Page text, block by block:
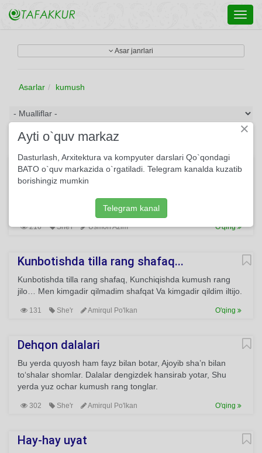
Asar janrlari
Asarlar kumush
Abdulla Qodiriy
Bo‘g‘zimga bahaybat qayg‘u tiqildi, Ko‘zimga yiqildi qop-qora
216 She'r Usmon Azim O'qing
Kunbotishda tilla rang shafaq...
Kunbotishda tilla rang shafaq, Kunchiqishda kumush rang
jilo… Men kimgadir qilmadim shafqat Va kimgadir qildim iltijo.
131 She'r Amirqul Po'lkan O'qing
Dehqon dalalari
Bu yerda quyosh ham fayz bilan botar, Ajoyib sha’n bilan
to‘shalar shomlar. Dalalar dengizdek hansirab yotar, Shu
yerda yuz ochar kumush rang tonglar.
302 She'r Amirqul Po'lkan O'qing
Hay-hay uyat
×
Ayti o`quv markaz
Dasturlash, Arxitektura va kompyuter darslari Qo`qondagi
BATO o`quv markazida o`rgatiladi. Telegram kanalda kuzatib
borishingiz mumkin
Telegram kanal